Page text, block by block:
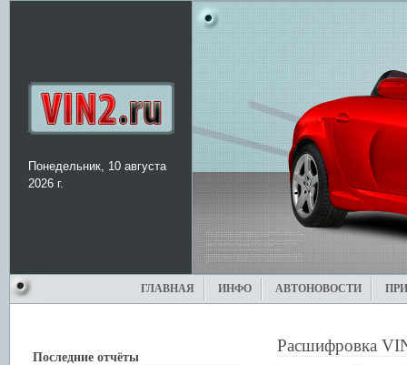
Понедельник, 10 августа
2026 г.
ГЛАВНАЯ ИНФО АВТОНОВОСТИ
Последние отчёты
Расшифровка